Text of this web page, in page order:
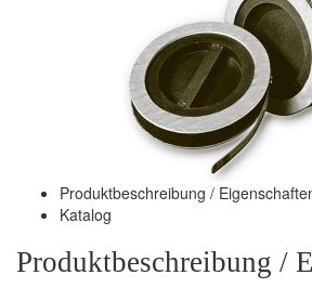
Produktbeschreibung /
Katalog
Produktbeschreibung /